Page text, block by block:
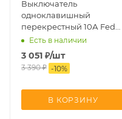
Выключатель
одноклавишный
перекрестный 10А Fede
FD04310OR | FD16507 |
FD16-BAST
Есть в наличии
3 051 ₽/шт
3 390₽ -10%
В КОРЗИНУ